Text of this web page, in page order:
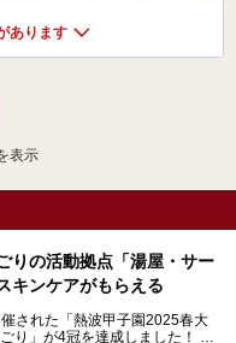
あります
表示
りの活動拠点「湯屋・サー
キンケアがもらえる
された「熱波甲子園2025春大
り」が4冠を達成しました！